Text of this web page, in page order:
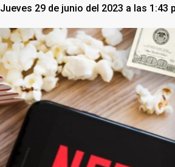
Jueves 29 de junio del 2023 a las 1:43